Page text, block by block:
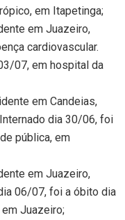
em Itapetinga;
em Juazeiro,
cardiovascular.
07, em hospital da
em Candeias,
dia 30/06, foi
pública, em
em Juazeiro,
06/07, foi a óbito dia
Juazeiro;